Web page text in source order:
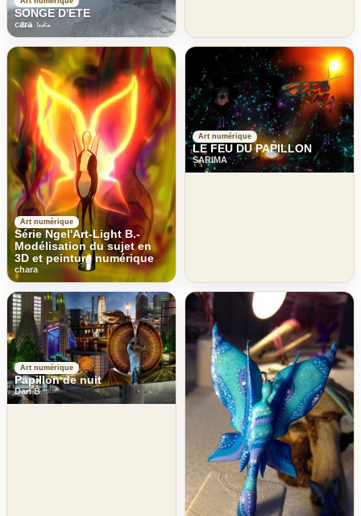
SONGE D'ETE
cara
Art numérique
Série Ngel'Art-Light B.-
Modélisation du sujet en
3D et peinture numérique
chara
Art numérique
LE FEU DU PAPILLON
SARIMA
Art numérique
Papillon de nuit
Dan B